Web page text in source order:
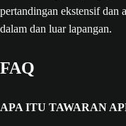
pertandingan ekstensif dan
dalam dan luar lapangan.
FAQ
APA ITU TAWARAN